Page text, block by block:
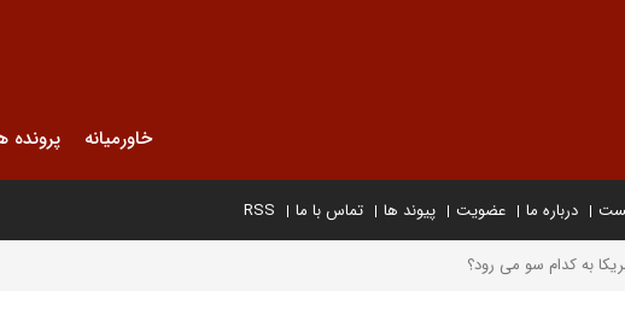
خاورمیانه پرونده
درباره ما عضویت پیوند ها تماس با ما RSS
به کدام سو می رود؟